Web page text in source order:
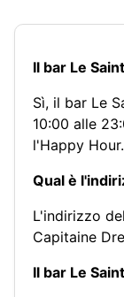
Il bar Le
Sì, il bar Le
10:00 alle
l'Happy Hour.
Qual è
L'indirizzo
Capitaine
Il bar Le